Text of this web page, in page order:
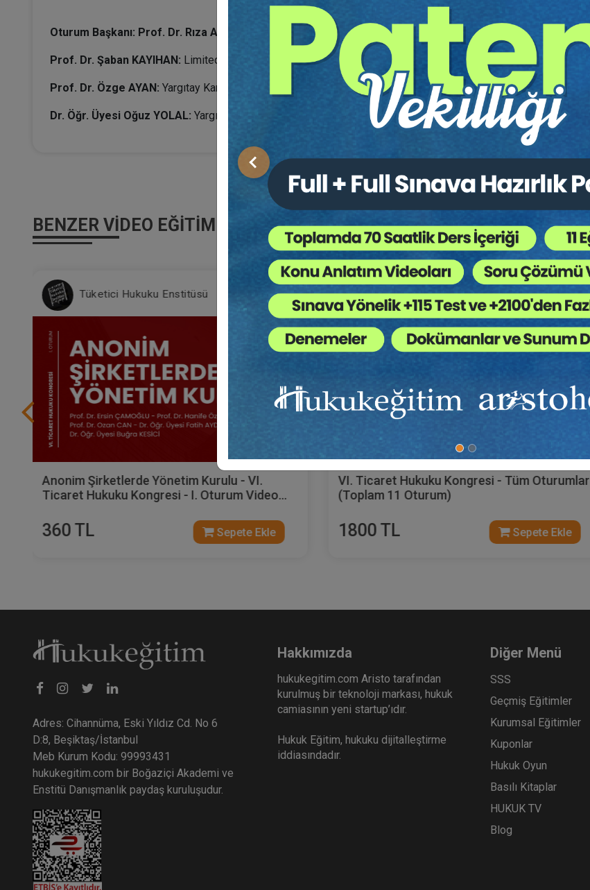
Önceki
Oturum Başkanı: Prof. Dr. Rıza AYHAN
Prof. Dr. Şaban KAYIHAN: Limited Şirketlerde Payın Miras Yoluyla Edinimi
Prof. Dr. Özge AYAN: Yargıtay Kararları Işığında Limited Şirkette Ortağın Ölümünün Sonuçları
Dr. Öğr. Üyesi Oğuz YOLAL: Yargıtay Kararları Işığında Limited Şirketlerde Genel Kurul Nisapları
BENZER VIDEO EĞITIMLER
Tüketici Hukuku Enstitüsü
Anonim Şirketlerde Yönetim Kurulu - VI.
Ticaret Hukuku Kongresi - I. Oturum Video
360 TL Sepete Ekle
Tüketici Hukuku Enstitüsü
VI. Ticaret Hukuku Kongresi - Tüm Oturumlar
(Toplam 11 Oturum)
1800 TL Sepete Ekle
Adres: Cihannüma, Eski Yıldız Cd. No 6
D:8, Beşiktaş/İstanbul
Meb Kurum Kodu: 99993431
hukukegitim.com bir Boğaziçi Akademi ve
Enstitü Danışmanlık paydaş kuruluşudur.
Hakkımızda
hukukegitim.com Aristo tarafından
kurulmuş bir teknoloji markası, hukuk
camiasının yeni startup’ıdır.
Hukuk Eğitim, hukuku dijitalleştirme
iddiasındadır.
Diğer Menü
SSS
Geçmiş Eğitimler
Kurumsal Eğitimler
Kuponlar
Hukuk Oyun
Basılı Kitaplar
HUKUK TV
Blog